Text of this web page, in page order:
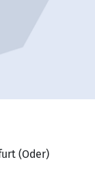
(Oder)